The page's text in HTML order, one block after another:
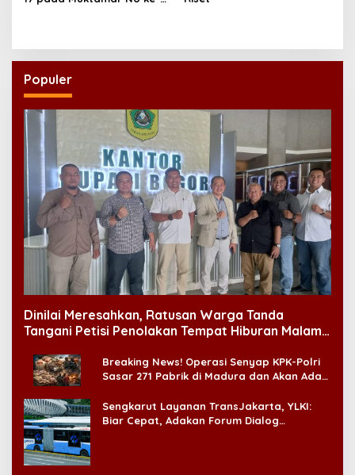
Populer
Dinilai Meresahkan, Ratusan Warga Tanda
Tangani Petisi Penolakan Tempat Hiburan Malam
Breaking News! Operasi Senyap KPK-Polri
Sasar 271 Pabrik di Madura dan Akan Ada
Sengkarut Layanan TransJakarta, YLKI:
Biar Cepat, Adakan Forum Dialog